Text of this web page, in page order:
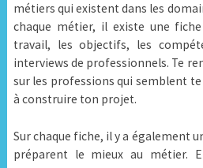
métiers qui existent dans les
chaque métier, il existe une
travail, les objectifs, les
interviews de professionnels. Te
sur les professions qui semblent
à construire ton projet.
Sur chaque fiche, il y a également
préparent le mieux au métier.